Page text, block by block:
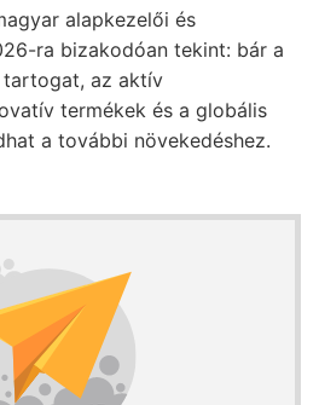
alapkezelői és
ra bizakodóan tekint: bár a
az aktív
termékek és a globális
a további növekedéshez.